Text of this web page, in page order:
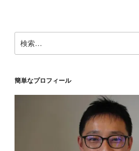
ン
索:
簡単なプロフィール